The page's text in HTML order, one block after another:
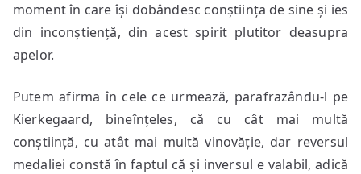
moment în care își dobândesc conștiința de sine și ies
din inconștiență, din acest spirit plutitor deasupra
apelor.
Putem afirma în cele ce urmează, parafrazându-l pe
Kierkegaard, bineînțeles, că cu cât mai multă
conștiință, cu atât mai multă vinovăție, dar reversul
medaliei constă în faptul că și inversul e valabil, adică